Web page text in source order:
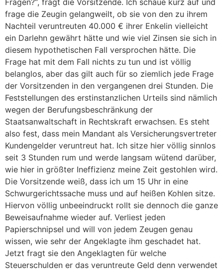
Fragen?“, fragt die Vorsitzende. Ich schaue kurz auf und
frage die Zeugin gelangweilt, ob sie von den zu ihrem
Nachteil veruntreuten 40.000 € ihrer Enkelin vielleicht
ein Darlehn gewährt hätte und wie viel Zinsen sie sich in
diesem hypothetischen Fall versprochen hätte. Die
Frage hat mit dem Fall nichts zu tun und ist völlig
belanglos, aber das gilt auch für so ziemlich jede Frage
der Vorsitzenden in den vergangenen drei Stunden. Die
Feststellungen des erstinstanzlichen Urteils sind nämlich
wegen der Berufungsbeschränkung der
Staatsanwaltschaft in Rechtskraft erwachsen. Es steht
also fest, dass mein Mandant als Versicherungsvertreter
Kundengelder veruntreut hat. Ich sitze hier völlig sinnlos
seit 3 Stunden rum und werde langsam wütend darüber,
wie hier in größter Ineffizienz meine Zeit gestohlen wird.
Die Vorsitzende weiß, dass ich um 15 Uhr in eine
Schwurgerichtssache muss und auf heißen Kohlen sitze.
Hiervon völlig unbeeindruckt rollt sie dennoch die ganze
Beweisaufnahme wieder auf. Verliest jeden
Papierschnipsel und will von jedem Zeugen genau
wissen, wie sehr der Angeklagte ihm geschadet hat.
Jetzt fragt sie den Angeklagten für welche
Steuerschulden er das veruntreute Geld denn verwendet